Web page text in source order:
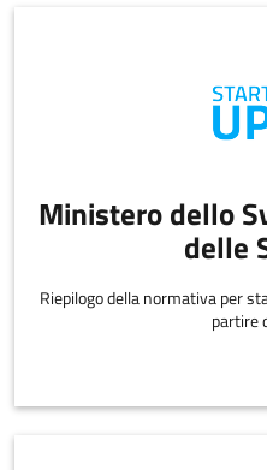
Ministero dello
delle
Riepilogo della normativa per
partire